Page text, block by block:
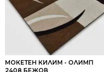
МОКЕТЕН КИЛИМ - ОЛИМП
2408 БЕЖОВ